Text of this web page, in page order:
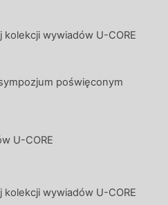
poświęconym
U-CORE
wywiadów U-CORE
poświęconym